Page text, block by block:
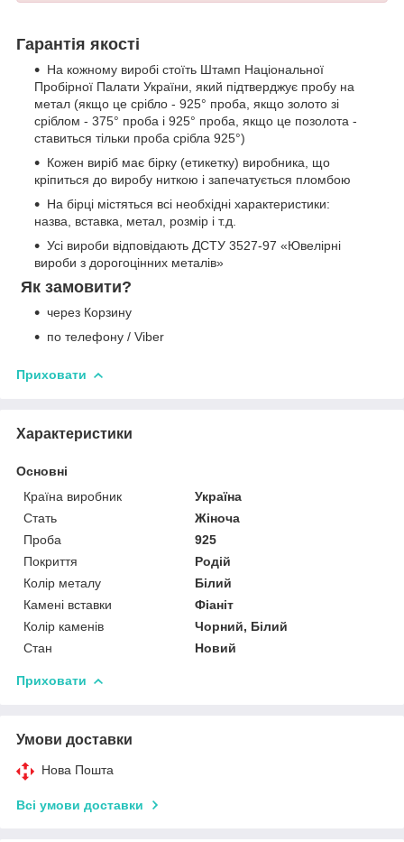
Гарантія якості
На кожному виробі стоїть Штамп Національної
Пробірної Палати України, який підтверджує пробу на
метал (якщо це срібло - 925° проба, якщо золото зі
сріблом - 375° проба і 925° проба, якщо це позолота -
ставиться тільки проба срібла 925°)
Кожен виріб має бірку (етикетку) виробника, що
кріпиться до виробу ниткою і запечатується пломбою
На бірці містяться всі необхідні характеристики:
назва, вставка, метал, розмір і т.д.
Усі вироби відповідають ДСТУ 3527-97 «Ювелірні
вироби з дорогоцінних металів»
Як замовити?
через Корзину
по телефону / Viber
Приховати
Характеристики
Основні
Країна виробник
Україна
Стать
Жіноча
Проба
925
Покриття
Родій
Колір металу
Білий
Камені вставки
Фіаніт
Колір каменів
Чорний, Білий
Стан
Новий
Приховати
Умови доставки
Нова Пошта
Всі умови доставки